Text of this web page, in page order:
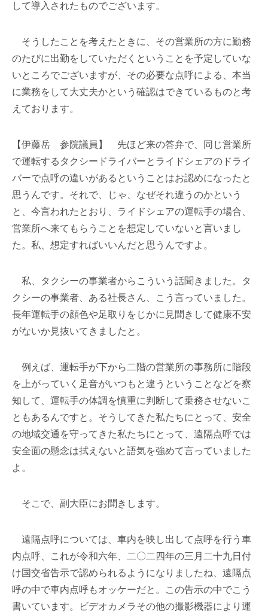
して導入されたものでございます。
そうしたことを考えたときに、その営業所の方に勤務
のたびに出勤をしていただくということを予定していな
いところでございますが、その必要な点呼による、本当
に業務をして大丈夫かという確認はできているものと考
えております。
【伊藤岳 参院議員】 先ほど来の答弁で、同じ営業所
で運転するタクシードライバーとライドシェアのドライ
バーで点呼の違いがあるということはお認めになったと
思うんです。それで、じゃ、なぜそれ違うのかという
と、今言われたとおり、ライドシェアの運転手の場合、
営業所へ来てもらうことを想定していないと言いまし
た。私、想定すればいいんだと思うんですよ。
私、タクシーの事業者からこういう話聞きました。タ
クシーの事業者、ある社長さん、こう言っていました。
長年運転手の顔色や足取りをじかに見聞きして健康不安
がないか見抜いてきましたと。
例えば、運転手が下から二階の営業所の事務所に階段
を上がっていく足音がいつもと違うということなどを察
知して、運転手の体調を慎重に判断して乗務させないこ
ともあるんですと。そうしてきた私たちにとって、安全
の地域交通を守ってきた私たちにとって、遠隔点呼では
安全面の懸念は拭えないと語気を強めて言っていました
よ。
そこで、副大臣にお聞きします。
遠隔点呼については、車内を映し出して点呼を行う車
内点呼、これが令和六年、二〇二四年の三月二十九日付
け国交省告示で認められるようになりましたね、遠隔点
呼の中で車内点呼もオッケーだと。この告示の中でこう
書いています。ビデオカメラその他の撮影機器により運